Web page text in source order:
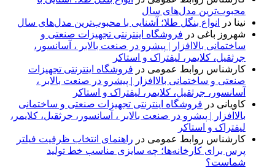
محبوب‌ترین مدل‌های سال
نینا در
انواع بنگل طلا؛ آشنایی با محبوب‌ترین مدل‌های سال
شهروز باغی در فروشگاه اینترنتی تجهیزات صنعتی و
ساختمانی بالاافزار | پیشرو در صنعت بالابر ، آسانسور،
جرثقیل، کلایمر، لیفتراک و استاکر
کارشناس روابط عمومی در فروشگاه اینترنتی تجهیزات
صنعتی و ساختمانی بالاافزار | پیشرو در صنعت بالابر ،
آسانسور، جرثقیل، کلایمر، لیفتراک و استاکر
کاویانی در فروشگاه اینترنتی تجهیزات صنعتی و ساختمانی
بالاافزار | پیشرو در صنعت بالابر ، آسانسور، جرثقیل، کلایمر،
لیفتراک و استاکر
کارشناس روابط عمومی در راهنمای انتخاب ظرفیت فیلتر
پرس برای کارخانه‌ها؛ چه سایزی مناسب خط تولید
شماست؟